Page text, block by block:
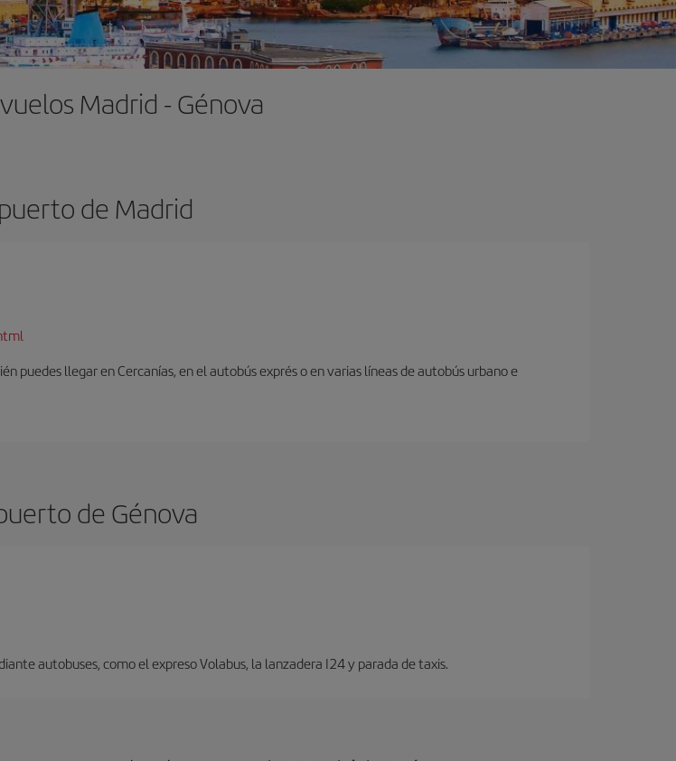
Madrid - Génova
de Madrid
puedes llegar en Cercanías, en el autobús exprés o en varias líneas de autobús urbano e
de Génova
autobuses, como el expreso Volabus, la lanzadera I24 y parada de taxis.